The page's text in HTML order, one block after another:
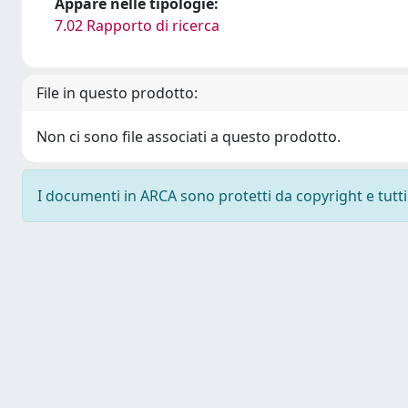
7.02 Rapporto di ricerca
File in questo prodotto:
Non ci sono file associati a questo prodotto.
I documenti in ARCA sono protetti da copyright e